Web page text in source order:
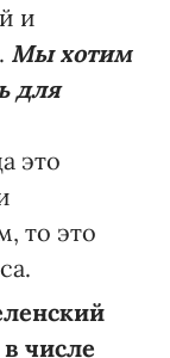
и
Мы хотим
для
это
то это
числе